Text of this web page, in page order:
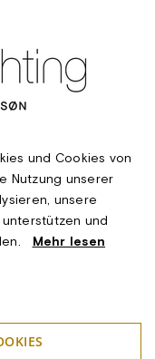
und Cookies von
Nutzung unserer
unsere
und
Mehr lesen